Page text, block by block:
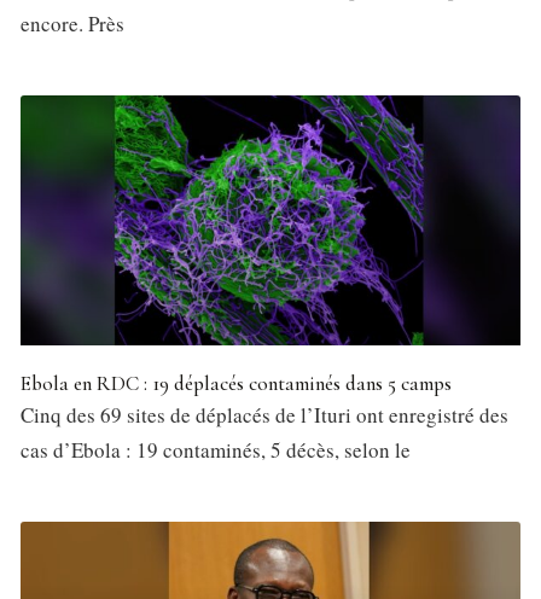
encore. Près
Ebola en RDC : 19 déplacés contaminés dans 5 camps
Cinq des 69 sites de déplacés de l’Ituri ont enregistré des
cas d’Ebola : 19 contaminés, 5 décès, selon le